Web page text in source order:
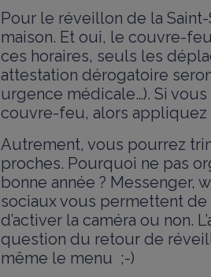
Pour le réveillon de la
maison. Et oui, le couvre-
ces horaires, seuls les
attestation dérogatoire
urgence médicale…). Si
couvre-feu, alors appliquez
Autrement, vous pourrez
proches. Pourquoi ne pas
bonne année ? Messenger,
sociaux vous permettent
d’activer la caméra ou non.
question du retour de
même le menu ;-)